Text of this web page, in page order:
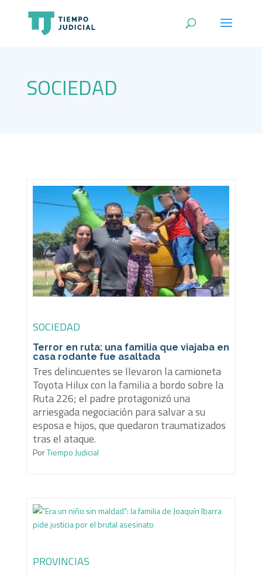
SOCIEDAD
SOCIEDAD
Terror en ruta: una familia que viajaba en
casa rodante fue asaltada
Tres delincuentes se llevaron la camioneta
Toyota Hilux con la familia a bordo sobre la
Ruta 226; el padre protagonizó una
arriesgada negociación para salvar a su
esposa e hijos, que quedaron traumatizados
tras el ataque.
PorTiempo Judicial
PROVINCIAS